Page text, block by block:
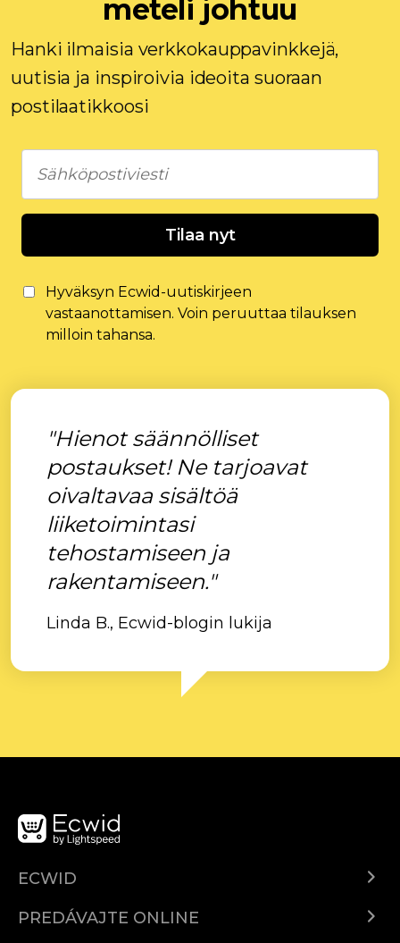
meteli johtuu
Hanki ilmaisia ​​verkkokauppavinkkejä,
uutisia ja inspiroivia ideoita suoraan
postilaatikkoosi
Tilaa nyt
Hyväksyn Ecwid-uutiskirjeen
vastaanottamisen. Voin peruuttaa tilauksen
milloin tahansa.
"Hienot säännölliset
postaukset! Ne tarjoavat
oivaltavaa sisältöä
liiketoimintasi
tehostamiseen ja
rakentamiseen."
Linda B., Ecwid-blogin lukija
ECWID
Cenník
PREDÁVAJTE ONLINE